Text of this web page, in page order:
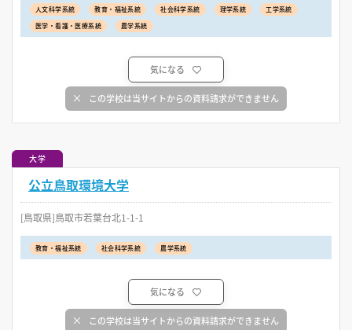
人文科学系統 教育・福祉系統 社会科学系統 理学系統
工学系統
医学・看護・医療系統
農学系統
気になる
この学校は当サイトからの資料請求ができません
大学
公立鳥取環境大学
[鳥取県]鳥取市若葉台北1-1-1
教育・福祉系統 社会科学系統 農学系統
気になる
この学校は当サイトからの資料請求ができません